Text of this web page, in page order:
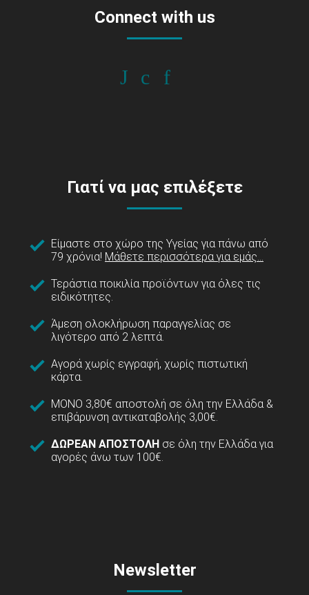
Connect with us
Γιατί να μας επιλέξετε
Είμαστε στο χώρο της Υγείας για πάνω από
79 χρόνια! Μάθετε περισσότερα για εμάς...
Τεράστια ποικιλία προϊόντων για όλες τις
ειδικότητες.
Άμεση ολοκλήρωση παραγγελίας σε
λιγότερο από 2 λεπτά.
Αγορά χωρίς εγγραφή, χωρίς πιστωτική
κάρτα.
ΜΟΝΟ 3,80€ αποστολή σε όλη την Ελλάδα &
επιβάρυνση αντικαταβολής 3,00€.
ΔΩΡΕΑΝ ΑΠΟΣΤΟΛΗ σε όλη την Ελλάδα για
αγορές άνω των 100€.
Newsletter